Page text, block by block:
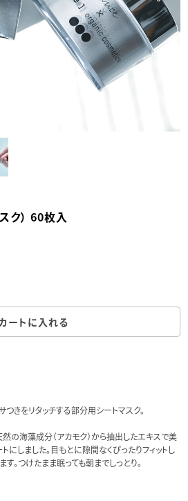
ク） 60枚入
ートに入れる
きをリタッチする部分用シートマスク。
の海藻成分（アカモク）から抽出したエキスで美
しました。目もとに隙間なくぴったりフィットし
。つけたまま眠っても朝までしっとり。